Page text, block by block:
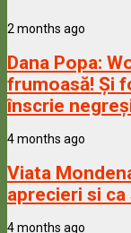
2 months ago
Dana Popa:
frumoasă! Și
înscrie
4 months ago
Viata
aprecieri si
4 months ago